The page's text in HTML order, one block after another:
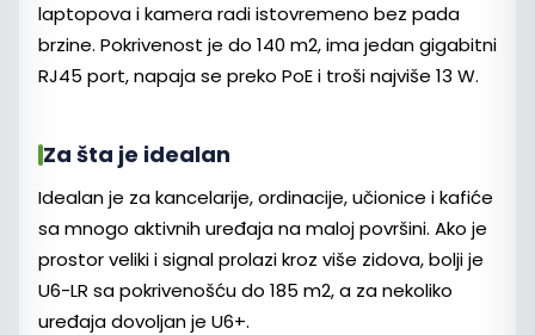
laptopova i kamera radi istovremeno bez pada
brzine. Pokrivenost je do 140 m2, ima jedan gigabitni
RJ45 port, napaja se preko PoE i troši najviše 13 W.
Za šta je idealan
Idealan je za kancelarije, ordinacije, učionice i kafiće
sa mnogo aktivnih uređaja na maloj površini. Ako je
prostor veliki i signal prolazi kroz više zidova, bolji je
U6-LR sa pokrivenošću do 185 m2, a za nekoliko
uređaja dovoljan je U6+.